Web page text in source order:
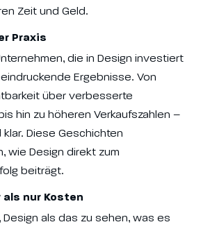
Zeit und Geld.
Praxis
die in Design investiert
Ergebnisse. Von
über verbesserte
hin zu höheren Verkaufszahlen –
Diese Geschichten
wie Design direkt zum
beiträgt.
nur Kosten
Design als das zu sehen, was es